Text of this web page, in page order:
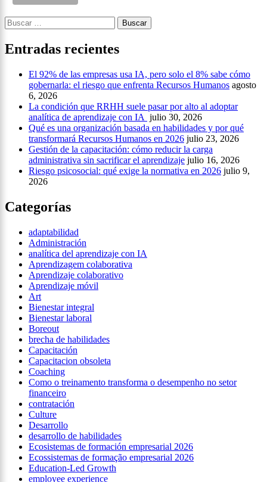
Buscar:
Entradas recientes
El 92% de las empresas usa IA, pero solo el 8% sabe cómo
gobernarla: el riesgo que enfrenta Recursos Humanos agosto
6, 2026
La condición que RRHH suele pasar por alto al adoptar
analítica de aprendizaje con IA julio 30, 2026
Qué es una organización basada en habilidades y por qué
transformará Recursos Humanos en 2026 julio 23, 2026
Gestión de la capacitación: cómo reducir la carga
administrativa sin sacrificar el aprendizaje julio 16, 2026
Riesgo psicosocial: qué exige la normativa en 2026 julio 9,
2026
Categorías
adaptabilidad
Administración
analítica del aprendizaje con IA
Aprendizagem colaborativa
Aprendizaje colaborativo
Aprendizaje móvil
Art
Bienestar integral
Bienestar laboral
Boreout
brecha de habilidades
Capacitación
Capacitacion obsoleta
Coaching
Como o treinamento transforma o desempenho no setor
financeiro
contratación
Culture
Desarrollo
desarrollo de habilidades
Ecosistemas de formación empresarial 2026
Ecossistemas de formação empresarial 2026
Education-Led Growth
employee experience